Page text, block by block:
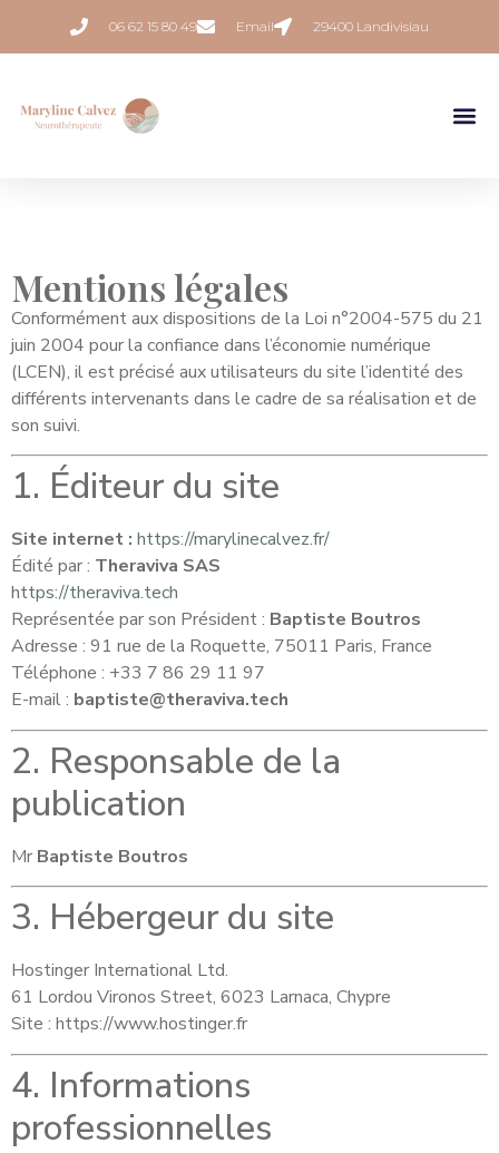
06 62 15 80 49 Email 29400 Landivisiau
Mentions légales
Conformément aux dispositions de la Loi n°2004-575 du 21
juin 2004 pour la confiance dans l’économie numérique
(LCEN), il est précisé aux utilisateurs du site l’identité des
différents intervenants dans le cadre de sa réalisation et de
son suivi.
1. Éditeur du site
Site internet : https://marylinecalvez.fr/
Édité par : Theraviva SAS
https://theraviva.tech
Représentée par son Président : Baptiste Boutros
Adresse : 91 rue de la Roquette, 75011 Paris, France
Téléphone : +33 7 86 29 11 97
E-mail : baptiste@theraviva.tech
2. Responsable de la
publication
Mr Baptiste Boutros
3. Hébergeur du site
Hostinger International Ltd.
61 Lordou Vironos Street, 6023 Larnaca, Chypre
Site : https://www.hostinger.fr
4. Informations
professionnelles